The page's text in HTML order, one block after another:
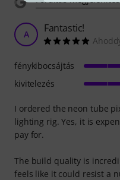
A Fantastic!
I ordered the neon tube
lighting rig. Yes, it is
pay for.
The build quality is
feels like it could resist a
fénykibocsájtás
kivitelezés